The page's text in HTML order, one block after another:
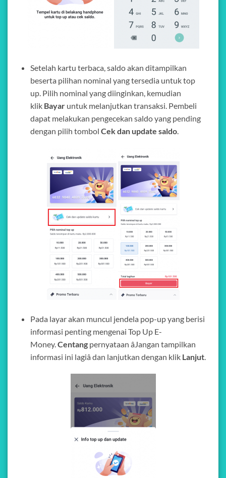
Setelah kartu terbaca, saldo akan ditampilkan
beserta pilihan nominal yang tersedia untuk top
up. Pilih nominal yang diinginkan, kemudian
klik Bayaruntuk melanjutkan transaksi. Pembeli
dapat melakukan pengecekan saldo yang pending
dengan pilih tombol Cek dan update saldo.
Pada layar akan muncul jendela pop-up yang berisi
informasi penting mengenai Top Up E-
Money.Centangpernyataan âJangan tampilkan
informasi ini lagiâ dan lanjutkan dengan klik Lanjut.